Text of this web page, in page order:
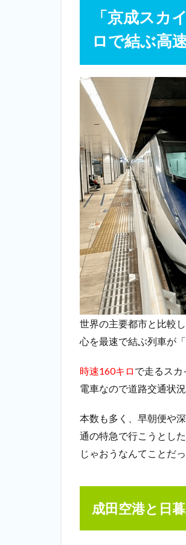
「京成スカ
ロで結ぶ高
世界の主要都市と比較
心を最速で結ぶ列車が「
時速160キロ で走るスカ
電車なので道路交通状
本数も多く、早朝便や
通の特急で行こうとし
じゃおうなんてことだ
成田空港と日